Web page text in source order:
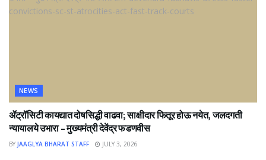
NEWS
ॲट्रॉसिटी कायद्यात दोषसिद्धी वाढवा; साक्षीदार फितूर होऊ नयेत, जलदगती
न्यायालये उभारा – मुख्यमंत्री देवेंद्र फडणवीस
BY JAAGLYA BHARAT STAFF JULY 3, 2026